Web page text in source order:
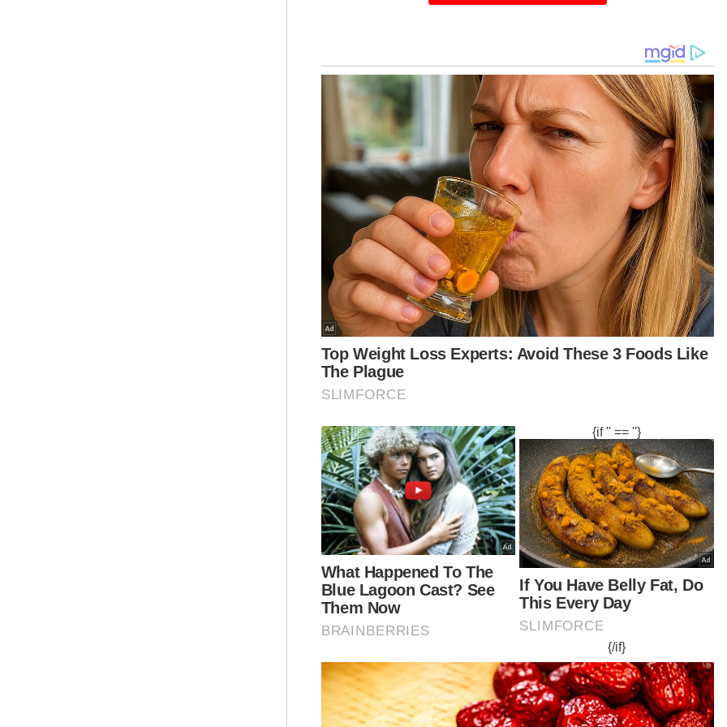
supaya kerajaan menubuhkan universiti sukan bagi
memastikan atlet pelapis terutama lepasan sekolah
sukan terus berkecimpung dalam sukan sekali gus
memastikan Malaysia tidak ketandusan bakat.
Susulan itu, penganalisis sukan, Datuk Pekan Ramli
Malaysia boleh dilakukan tanpa mewujudkan
institusi pengajian tinggi yang baharu, sebaliknya
menaik taraf sekolah-sekolah sukan sedia ada bagi
tujuan itu. - Bernama
@sinarharianonline
Tiada keperluan naik taraf SSBJ kepada kolej,
universiti sukan #fyp #SinarHarian #SinarTerkini
#Nasional #Sukan #SBBJ #Kolej #Universiti
#Pendidikan
News - ComaStudio
Artikel Berkaitan: